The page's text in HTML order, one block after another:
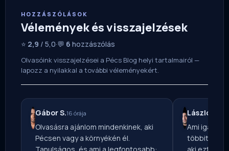
HOZZÁSZÓLÁSOK
Vélemények és visszajelzések
⭐ 2,9 / 5,0·💬 6 hozzászólás
Olvasóink visszajelzései a Pécs Blog helyi tartalmairól —
lapozz a nyilakkal a további véleményekért.
Gábor S.16 órája
Olvasásra ajánlom mindenkinek, aki
Pécsen vagy a környékén él.
László T.
Ami igazán
többitől: a